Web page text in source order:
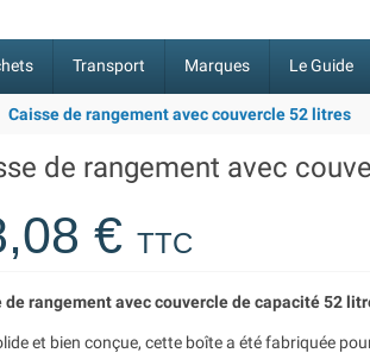
Transport Marques Le Guide
Caisse de rangement avec couvercle 52 litres
de rangement avec
€TTC
de rangement avec couvercle de capacité 52
et bien conçue, cette boîte a été fabriquée